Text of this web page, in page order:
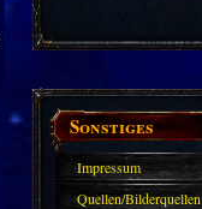
Sonstiges
Impressum
Quellen/Bilderquellen